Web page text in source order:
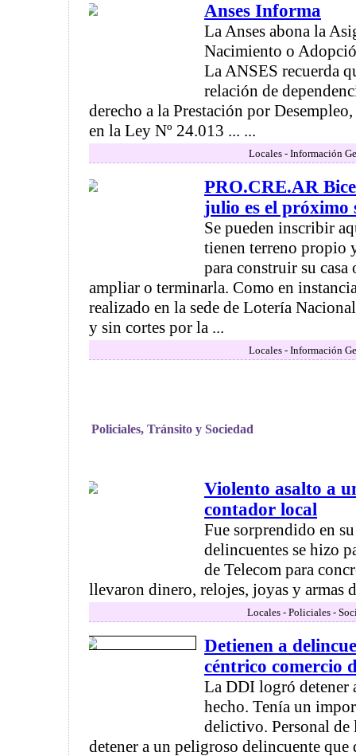
Anses Informa
La Anses abona la
Nacimiento o
La ANSES recuerda
relación de
derecho a la Prestación por
en la Ley Nº 24.013 ... ...
Locales - Información
PRO.CRE.AR
julio es el próximo
Se pueden inscribir
tienen terreno propio
para construir su casa
ampliar o terminarla. Como en
realizado en la sede de Lotería
y sin cortes por la ...
Locales - Información
Policiales, Tránsito y Sociedad
Violento asalto a
contador local
Fue sorprendido en
delincuentes se hizo
de Telecom para
llevaron dinero, relojes, joyas y armas
Locales - Policiales -
Detienen a
céntrico comercio
La DDI logró detener
hecho. Tenía un
delictivo. Personal
detener a un peligroso delincuente que